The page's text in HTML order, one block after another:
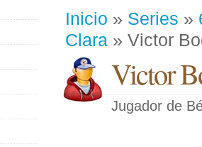
Inicio » Series »
Clara » Victor
Victor
Jugador de